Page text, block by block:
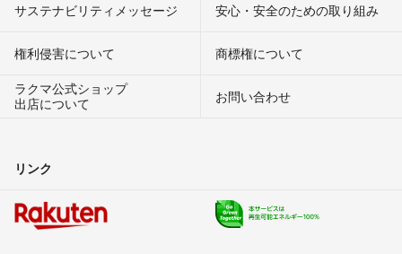
サステナビリティメッセージ 安心・安全のための取り組み
権利侵害について
商標権について
ラクマ公式ショップ
出店について
お問い合わせ
リンク